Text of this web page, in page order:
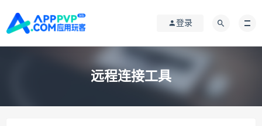
登录
远程连接工具